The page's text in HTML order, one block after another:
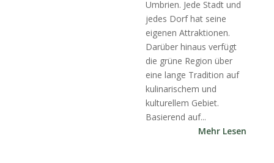
Umbrien. Jede Stadt und
jedes Dorf hat seine
eigenen Attraktionen.
Darüber hinaus verfügt
die grüne Region über
eine lange Tradition auf
kulinarischem und
kulturellem Gebiet.
Basierend auf...
Mehr Lesen